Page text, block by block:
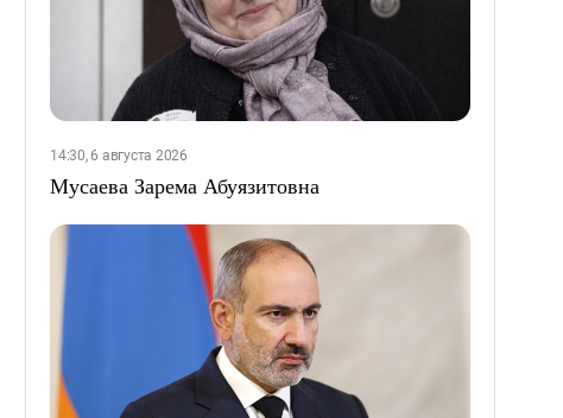
14:30, 6 августа 2026
Мусаева Зарема Абуязитовна